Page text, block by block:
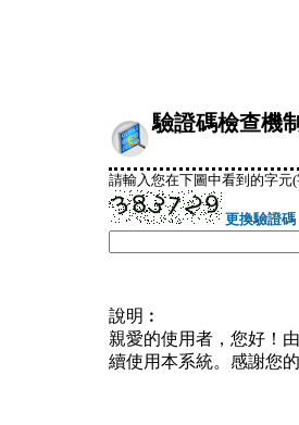
驗證碼檢查機制
請輸入您在下圖中看到的字元
更換驗證碼
說明︰
親愛的使用者，您好！
續使用本系統。感謝您的